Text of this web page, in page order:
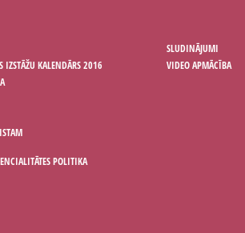
IZSTĀŽU KALENDĀRS 2016
SLUDINĀJUMI
VIDEO APMĀCĪBA
POLITIKA